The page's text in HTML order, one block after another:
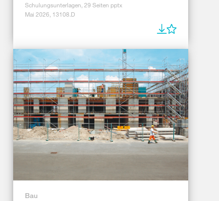
Schulungsunterlagen, 29 Seiten pptx
Mai 2026, 13108.D
Bau